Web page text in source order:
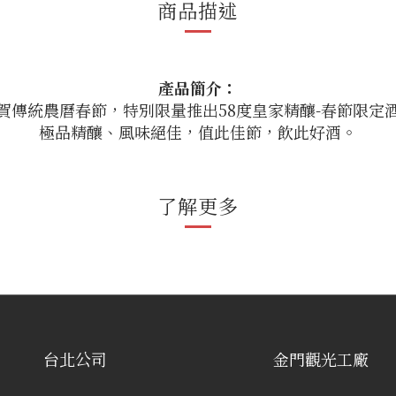
商品描述
產品簡介：
傳統農曆春節，特別限量推出58度皇家精釀-春節限定
極品精釀、風味絕佳，值此佳節，飲此好酒。
了解更多
台北公司 金門觀光工廠